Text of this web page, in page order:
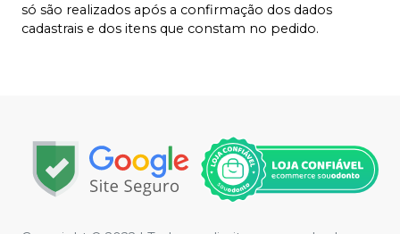
só são realizados após a confirmação dos dados
cadastrais e dos itens que constam no pedido.